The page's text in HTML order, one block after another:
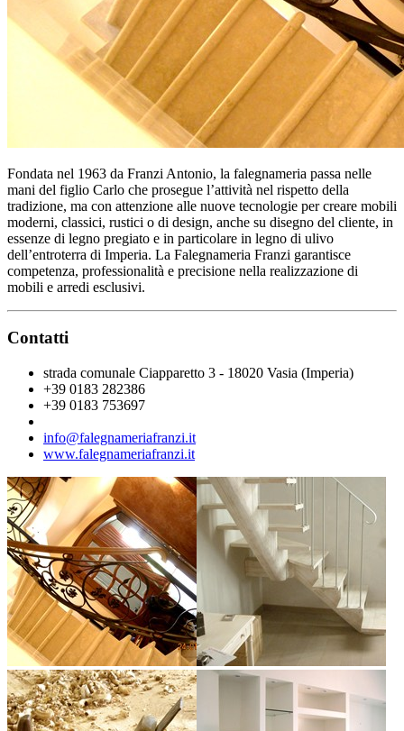
Fondata nel 1963 da Franzi Antonio, la falegnameria passa nelle
mani del figlio Carlo che prosegue l’attività nel rispetto della
tradizione, ma con attenzione alle nuove tecnologie per creare mobili
moderni, classici, rustici o di design, anche su disegno del cliente, in
essenze di legno pregiato e in particolare in legno di ulivo
dell’entroterra di Imperia. La Falegnameria Franzi garantisce
competenza, professionalità e precisione nella realizzazione di
mobili e arredi esclusivi.
Contatti
strada comunale Ciapparetto 3 - 18020 Vasia (Imperia)
+39 0183 282386
+39 0183 753697
info@falegnameriafranzi.it
www.falegnameriafranzi.it